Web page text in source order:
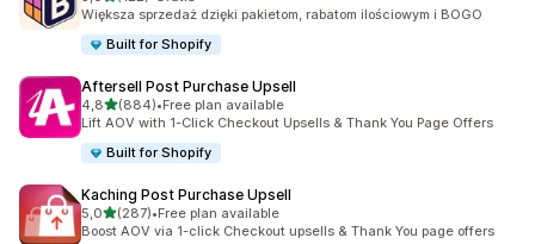
Łączna liczba recenzji: 122
Większa sprzedaż dzięki pakietom, rabatom ilościowym i BOGO
Built for Shopify
Aftersell Post Purchase Upsell
4,8na 5 gwiazdek
(884)
Łączna liczba recenzji: 884
•Free plan available
Lift AOV with 1-Click Checkout Upsells & Thank You Page Offers
Built for Shopify
Kaching Post Purchase Upsell
5,0na 5 gwiazdek
(287)
Łączna liczba recenzji: 287
•Free plan available
Boost AOV via 1-click Checkout upsells & Thank You page offers